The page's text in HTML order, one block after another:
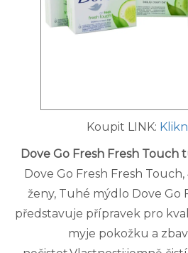
Koupit LINK:
Dove Go Fresh Fresh Touch
Dove Go Fresh Fresh
ženy, Tuhé mýdlo Dove Go
představuje přípravek pro
myje pokožku a